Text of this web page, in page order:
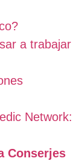
a trabajar
Network:
Conserjes